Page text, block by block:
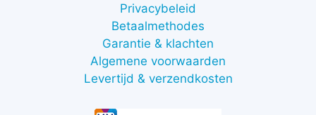
Privacybeleid
Betaalmethodes
Garantie & klachten
Algemene voorwaarden
Levertijd & verzendkosten